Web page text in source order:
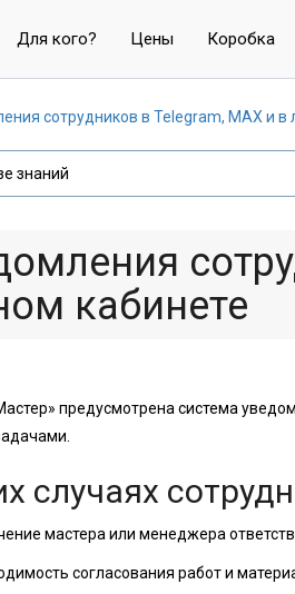
Для кого? Цены Коробка
сотрудников в Telegram, MAX и в
кабинете
предусмотрена система
случаях
мастера или менеджера
согласования работ и